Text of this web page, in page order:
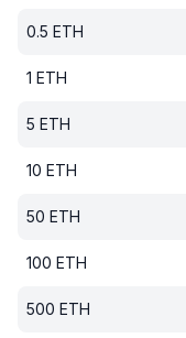
0.5 ETH
1 ETH
5 ETH
10 ETH
50 ETH
100 ETH
500 ETH